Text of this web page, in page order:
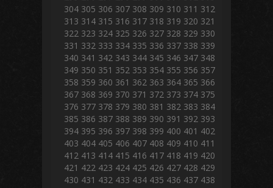
304 305 306 307 308 309 310 311 312
313 314 315 316 317 318 319 320 321
322 323 324 325 326 327 328 329 330
331 332 333 334 335 336 337 338 339
340 341 342 343 344 345 346 347 348
349 350 351 352 353 354 355 356 357
358 359 360 361 362 363 364 365 366
367 368 369 370 371 372 373 374 375
376 377 378 379 380 381 382 383 384
385 386 387 388 389 390 391 392 393
394 395 396 397 398 399 400 401 402
403 404 405 406 407 408 409 410 411
412 413 414 415 416 417 418 419 420
421 422 423 424 425 426 427 428 429
430 431 432 433 434 435 436 437 438